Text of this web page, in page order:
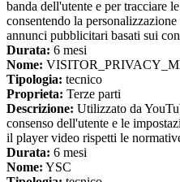
banda dell'utente e per tracciare
consentendo la
annunci pubblicitari basati sui
Durata: 6 mesi
Nome:
Tipologia: tecnico
Proprieta: Terze parti
Descrizione: Utilizzato da
consenso dell'utente e le
il player video rispetti le
Durata: 6 mesi
Nome: YSC